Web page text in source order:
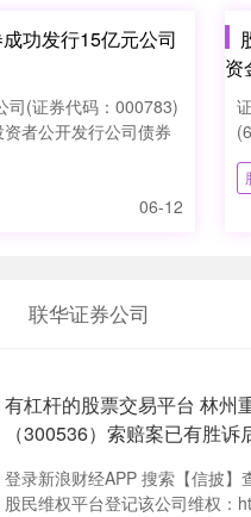
功发行15亿元公司
司(证券代码：000783)
者公开发行公司债券
06-12
资
联华证券公司
有杠杆的股票交易平台 林州
（300536）索赔案已有胜
登录新浪财经APP 搜索【信披
股民维权平台登记该公司维权：